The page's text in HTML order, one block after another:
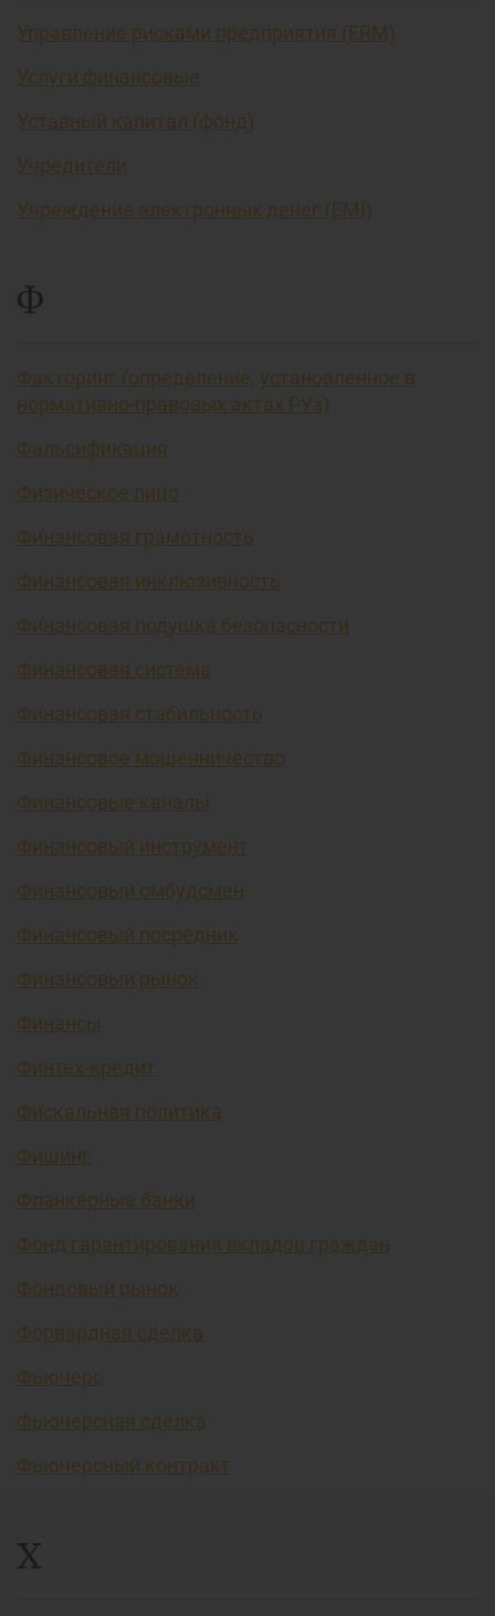
Управление рисками предприятия (ERM)
Услуги финансовые
Уставный капитал (фонд)
Учредители
Учреждение электронных денег (EMI)
Ф
Факторинг (определение, установленное в
нормативно-правовых актах РУз)
Фальсификация
Физическое лицо
Финансовая грамотность
Финансовая инклюзивность
Финансовая подушка безопасности
Финансовая система
Финансовая стабильность
Финансовое мошенничество
Финансовые каналы
Финансовый инструмент
Финансовый омбудсмен
Финансовый посредник
Финансовый рынок
Финансы
Финтех-кредит
Фискальная политика
Фишинг
Фланкерные банки
Фонд гарантирования вкладов граждан
Фондовый рынок
Форвардная сделка
Фьючерс
Фьючерсная сделка
Фьючерсный контракт
Х